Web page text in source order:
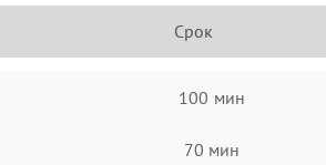
Срок
100 мин
70 мин